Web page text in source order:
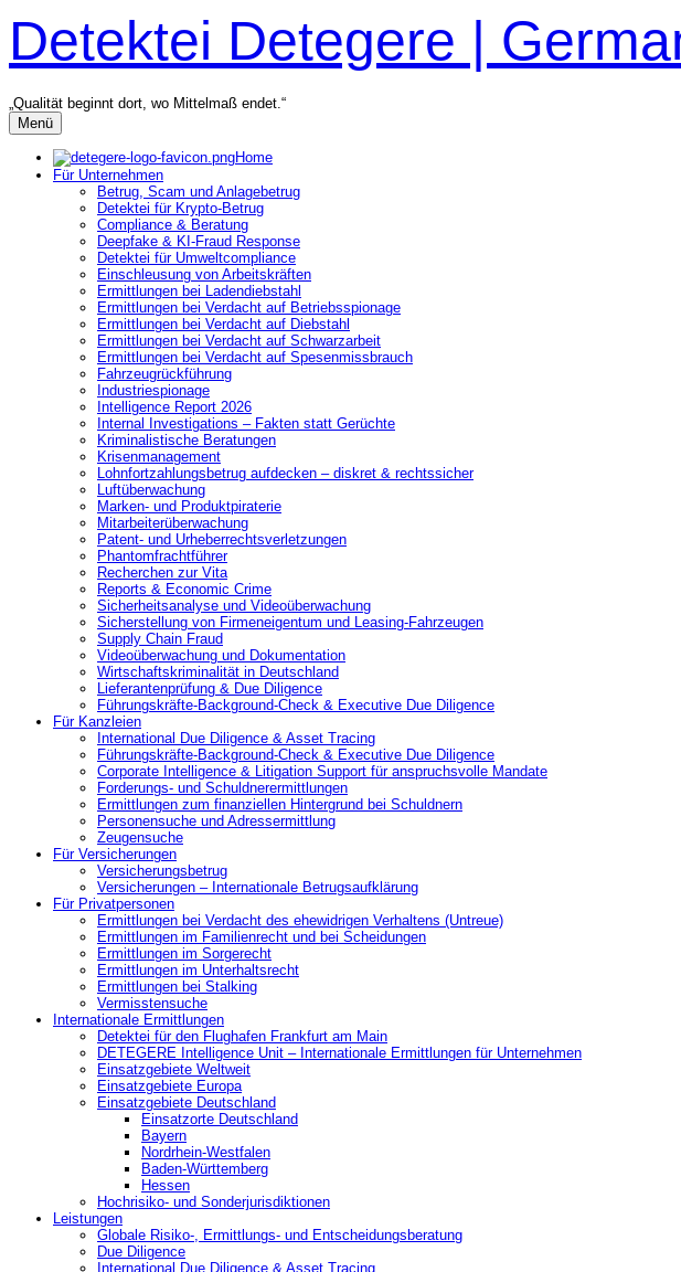
Inhalt
überspringen
Detektei Detegere |
„Qualität beginnt dort, wo Mittelmaß endet.“
Menü
Home
Für Unternehmen
Betrug, Scam und Anlagebetrug
Detektei für Krypto-Betrug
Compliance & Beratung
Deepfake & KI-Fraud Response
Detektei für Umweltcompliance
Einschleusung von Arbeitskräften
Ermittlungen bei Ladendiebstahl
Ermittlungen bei Verdacht auf Betriebsspionage
Ermittlungen bei Verdacht auf Diebstahl
Ermittlungen bei Verdacht auf Schwarzarbeit
Ermittlungen bei Verdacht auf Spesenmissbrauch
Fahrzeugrückführung
Industriespionage
Intelligence Report 2026
Internal Investigations – Fakten statt Gerüchte
Kriminalistische Beratungen
Krisenmanagement
Lohnfortzahlungsbetrug aufdecken – diskret & rechtssicher
Luftüberwachung
Marken- und Produktpiraterie
Mitarbeiterüberwachung
Patent- und Urheberrechtsverletzungen
Phantomfrachtführer
Recherchen zur Vita
Reports & Economic Crime
Sicherheitsanalyse und Videoüberwachung
Sicherstellung von Firmeneigentum und Leasing-Fahrzeugen
Supply Chain Fraud
Videoüberwachung und Dokumentation
Wirtschaftskriminalität in Deutschland
Lieferantenprüfung & Due Diligence
Führungskräfte-Background-Check & Executive Due Diligence
Für Kanzleien
International Due Diligence & Asset Tracing
Führungskräfte-Background-Check & Executive Due Diligence
Corporate Intelligence & Litigation Support für anspruchsvolle Mandate
Forderungs- und Schuldnerermittlungen
Ermittlungen zum finanziellen Hintergrund bei Schuldnern
Personensuche und Adressermittlung
Zeugensuche
Für Versicherungen
Versicherungsbetrug
Versicherungen – Internationale Betrugsaufklärung
Für Privatpersonen
Ermittlungen bei Verdacht des ehewidrigen Verhaltens (Untreue)
Ermittlungen im Familienrecht und bei Scheidungen
Ermittlungen im Sorgerecht
Ermittlungen im Unterhaltsrecht
Ermittlungen bei Stalking
Vermisstensuche
Internationale Ermittlungen
Detektei für den Flughafen Frankfurt am Main
DETEGERE Intelligence Unit – Internationale Ermittlungen für Unternehmen
Einsatzgebiete Weltweit
Einsatzgebiete Europa
Einsatzgebiete Deutschland
Einsatzorte Deutschland
Bayern
Nordrhein-Westfalen
Baden-Württemberg
Hessen
Hochrisiko- und Sonderjurisdiktionen
Leistungen
Globale Risiko-, Ermittlungs- und Entscheidungsberatung
Due Diligence
International Due Diligence & Asset Tracing